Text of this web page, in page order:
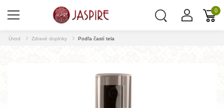
0
Úvod Zdravé doplnky Podľa častí tela